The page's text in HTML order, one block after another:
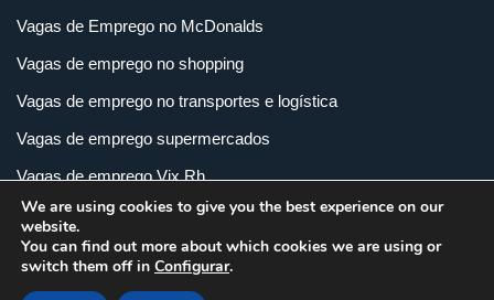
Vagas de Emprego no McDonalds
Vagas de emprego no shopping
Vagas de emprego no transportes e logística
Vagas de emprego supermercados
Vagas de emprego Vix Rh
Vagas de empregos em imobiliária
Vagas de empregos em loja
Vagas de empregos na indústria
We are using cookies to give you the best experience on our
website.
You can find out more about which cookies we are using or
switch them off in Configurar.